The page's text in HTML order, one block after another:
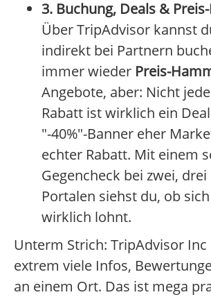
3. Buchung, Deals &
Über TripAdvisor kannst
indirekt bei Partnern
immer wieder Preis-
Angebote, aber: Nicht
Rabatt ist wirklich ein
"-40%"-Banner eher
echter Rabatt. Mit einem
Gegencheck bei zwei,
Portalen siehst du, ob
wirklich lohnt.
Unterm Strich: TripAdvisor
extrem viele Infos,
an einem Ort. Das ist mega